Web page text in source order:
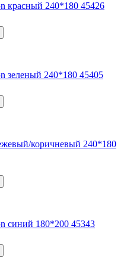
красный 240*180 45426
зеленый 240*180 45405
коричневый 240*180
синий 180*200 45343